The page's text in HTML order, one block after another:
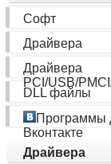
Софт
Драйвера
Драйвера
PCI/USB/
DLL файлы
Программы
Вконтакте
Драйвера